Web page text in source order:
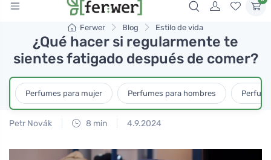
Ferwer Blog Estilo de vida
¿Qué hacer si regularmente te
sientes fatigado después de comer?
Perfumes para mujer Perfumes para hombres
Petr Novák 8 min 4.9.2024